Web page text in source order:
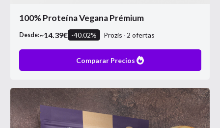
100% Proteína Vegana Prémium
Desde:~14.39€ -40.02% Prozis 2 ofertas
Comparar Precios